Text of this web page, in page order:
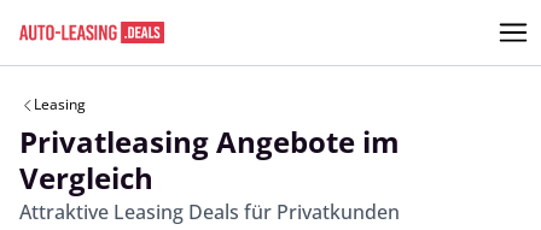
Leasing
Privatleasing Angebote im
Vergleich
Attraktive Leasing Deals für Privatkunden